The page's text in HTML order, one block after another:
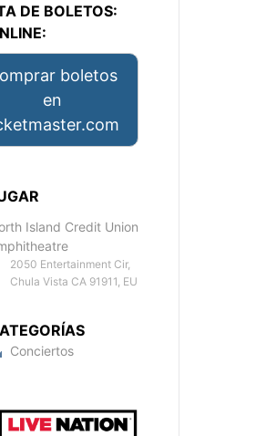
DE BOLETOS:
boletos
en
Island Credit Union
2050 Entertainment Cir,
Chula Vista CA 91911, EU
Conciertos